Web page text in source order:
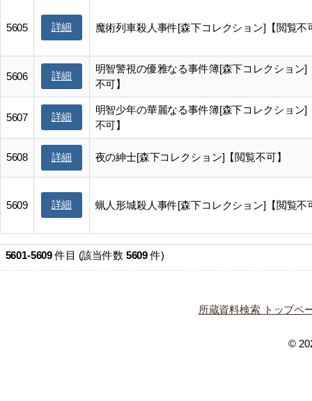
5605 詳細 魔術列車殺人事件[森下コレクション]【閲覧不
5606 詳細
明智警視の優雅なる事件簿[森下コレクション]
不可】
5607 詳細
明智少年の華麗なる事件簿[森下コレクション]
不可】
5608 詳細 夜の紳士[森下コレクション]【閲覧不可】
5609 詳細 蝋人形城殺人事件[森下コレクション]【閲覧不
5601-5609件目 (該当件数 5609件)
所蔵資料検索 トップペ
©